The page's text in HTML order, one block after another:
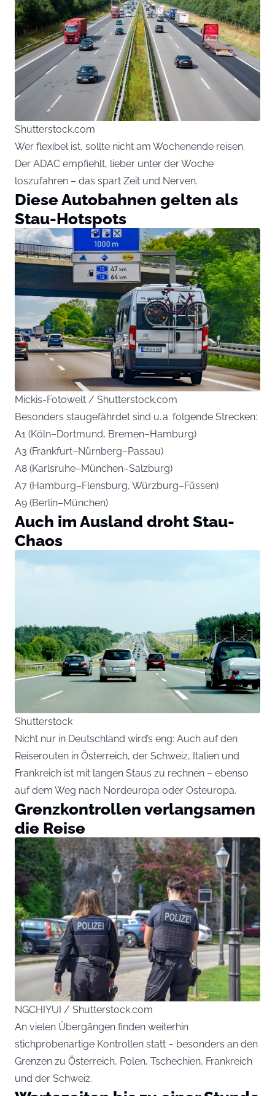
Shutterstock.com
Wer flexibel ist, sollte nicht am Wochenende reisen.
Der ADAC empfiehlt, lieber unter der Woche
loszufahren – das spart Zeit und Nerven.
Diese Autobahnen gelten als
Stau-Hotspots
Mickis-Fotowelt / Shutterstock.com
Besonders staugefährdet sind u. a. folgende Strecken:
A1 (Köln–Dortmund, Bremen–Hamburg)
A3 (Frankfurt–Nürnberg–Passau)
A8 (Karlsruhe–München–Salzburg)
A7 (Hamburg–Flensburg, Würzburg–Füssen)
A9 (Berlin–München)
Auch im Ausland droht Stau-
Chaos
Shutterstock
Nicht nur in Deutschland wird’s eng: Auch auf den
Reiserouten in Österreich, der Schweiz, Italien und
Frankreich ist mit langen Staus zu rechnen – ebenso
auf dem Weg nach Nordeuropa oder Osteuropa.
Grenzkontrollen verlangsamen
die Reise
NGCHIYUI / Shutterstock.com
An vielen Übergängen finden weiterhin
stichprobenartige Kontrollen statt – besonders an den
Grenzen zu Österreich, Polen, Tschechien, Frankreich
und der Schweiz.